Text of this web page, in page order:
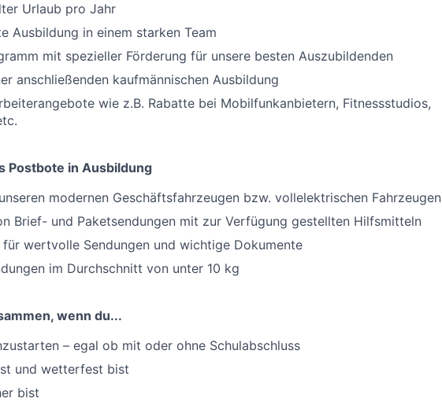
Urlaub pro Jahr
Ausbildung in einem starken Team
mit spezieller Förderung für unsere besten Auszubildenden
anschließenden kaufmännischen Ausbildung
wie z.B. Rabatte bei Mobilfunkanbietern, Fitnessstudios,
Postbote in Ausbildung
modernen Geschäftsfahrzeugen bzw. vollelektrischen Fahrzeugen
Brief- und Paketsendungen mit zur Verfügung gestellten Hilfsmitteln
wertvolle Sendungen und wichtige Dokumente
im Durchschnitt von unter 10 kg
wenn du...
– egal ob mit oder ohne Schulabschluss
und wetterfest bist
bist